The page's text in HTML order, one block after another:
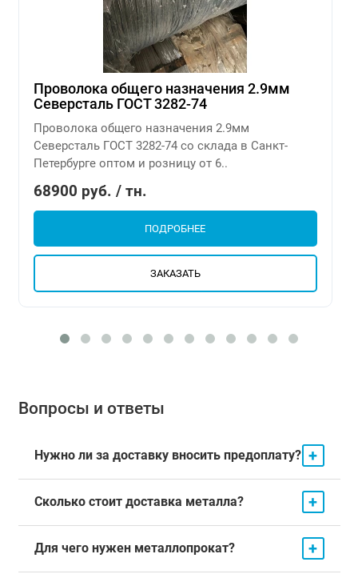
Проволока общего назначения 2.9мм
Северсталь ГОСТ 3282-74
Проволока общего назначения 2.9мм
Северсталь ГОСТ 3282-74 со склада в Санкт-
Петербурге оптом и розницу от 6..
68900 руб. / тн.
ПОДРОБНЕЕ
ЗАКАЗАТЬ
Вопросы и ответы
Нужно ли за доставку вносить предоплату? +
Сколько стоит доставка металла? +
Для чего нужен металлопрокат? +